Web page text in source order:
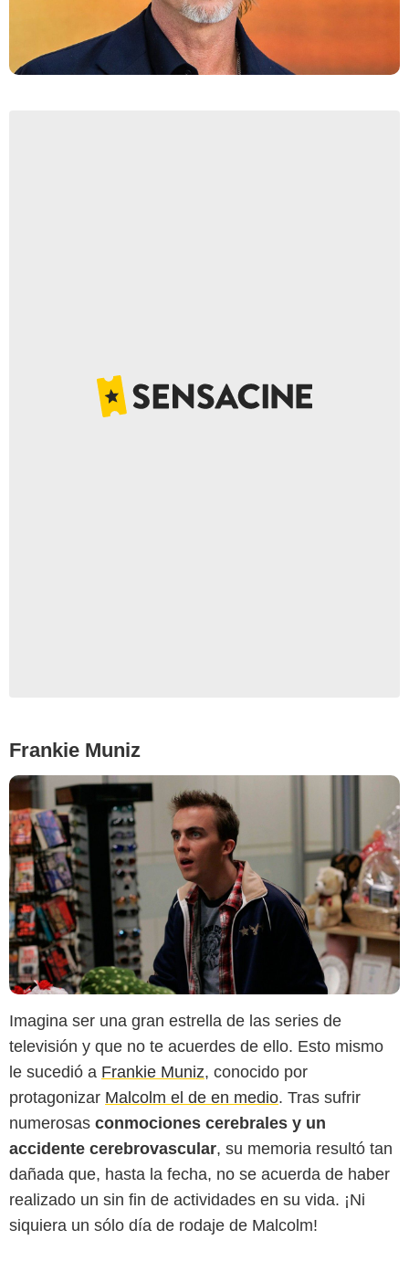
Frankie Muniz
Imagina ser una gran estrella de las series de
televisión y que no te acuerdes de ello. Esto mismo
le sucedió a Frankie Muniz, conocido por
protagonizar Malcolm el de en medio. Tras sufrir
numerosas conmociones cerebrales y un
accidente cerebrovascular, su memoria resultó tan
dañada que, hasta la fecha, no se acuerda de haber
realizado un sin fin de actividades en su vida. ¡Ni
siquiera un sólo día de rodaje de Malcolm!